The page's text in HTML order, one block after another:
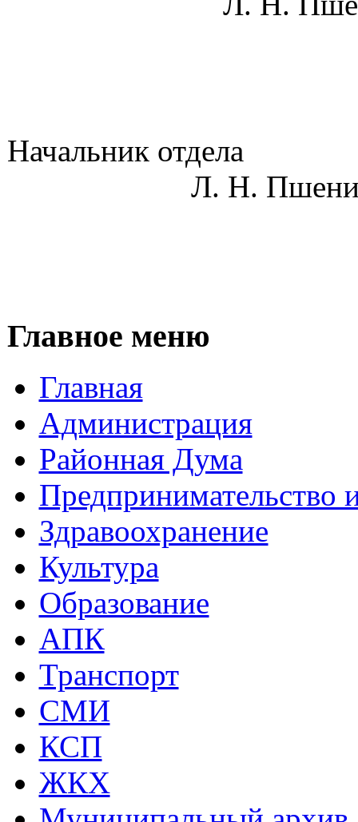
Л. Н.
Главное меню
Главная
Администрация
Районная Дума
Предпринимательство
Здравоохранение
Культура
Образование
АПК
Транспорт
СМИ
КСП
ЖКХ